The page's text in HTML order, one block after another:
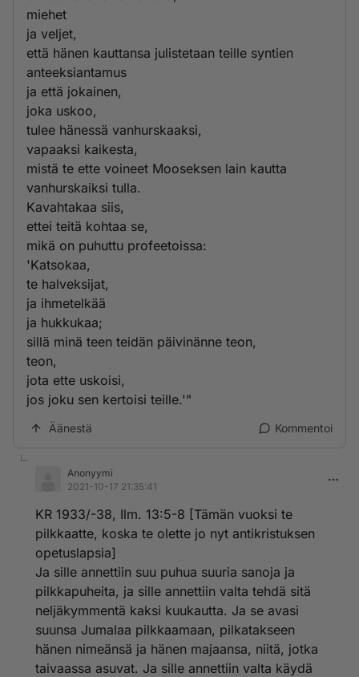
miehet
ja veljet,
että hänen kauttansa julistetaan teille syntien
anteeksiantamus
ja että jokainen,
joka uskoo,
tulee hänessä vanhurskaaksi,
vapaaksi kaikesta,
mistä te ette voineet Mooseksen lain kautta
vanhurskaiksi tulla.
Kavahtakaa siis,
ettei teitä kohtaa se,
mikä on puhuttu profeetoissa:
'Katsokaa,
te halveksijat,
ja ihmetelkää
ja hukkukaa;
sillä minä teen teidän päivinänne teon,
teon,
jota ette uskoisi,
jos joku sen kertoisi teille.'"
Äänestä Kommentoi
Anonyymi
2021-10-17 21:35:41
KR 1933/-38, Ilm. 13:5-8 [Tämän vuoksi te
pilkkaatte, koska te olette jo nyt antikristuksen
opetuslapsia]
Ja sille annettiin suu puhua suuria sanoja ja
pilkkapuheita, ja sille annettiin valta tehdä sitä
neljäkymmentä kaksi kuukautta. Ja se avasi
suunsa Jumalaa pilkkaamaan, pilkatakseen
hänen nimeänsä ja hänen majaansa, niitä, jotka
taivaassa asuvat. Ja sille annettiin valta käydä